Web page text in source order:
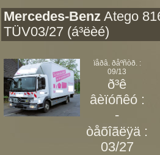
Mercedes-Benz Atego
TÜV03/27 (á³ëèé)
ïåðâ. ðåºñòð. :
09/13
ð³ê
âèïóñêó :
-
òåõîãëÿä :
03/27